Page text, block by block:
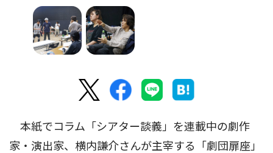
本紙でコラム「シアター談義」を連載中の劇作
家・演出家、横内謙介さんが主宰する「劇団扉座」